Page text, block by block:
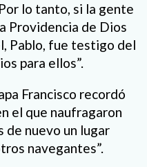
lo tanto, si la gente
Providencia de Dios
Pablo, fue testigo del
para ellos”.
Francisco recordó
el que naufragaron
de nuevo un lugar
navegantes”.